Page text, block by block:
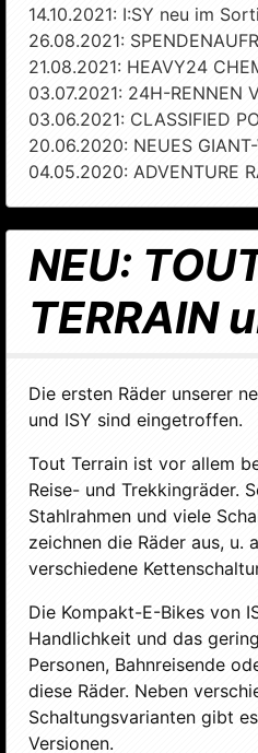
14.10.2021: I:SY neu im
26.08.2021:
21.08.2021: HEAVY24
03.07.2021: 24H-RENNEN
03.06.2021: CLASSIFIED
20.06.2020: NEUES
04.05.2020: ADVENTURE
NEU:
TERRAIN
Die ersten Räder unserer
und ISY sind eingetroffen.
Tout Terrain ist vor allem
Reise- und Trekkingräder.
Stahlrahmen und viele
zeichnen die Räder aus, u.
verschiedene
Die Kompakt-E-Bikes von
Handlichkeit und das
Personen, Bahnreisende
diese Räder. Neben
Schaltungsvarianten gibt
Versionen.